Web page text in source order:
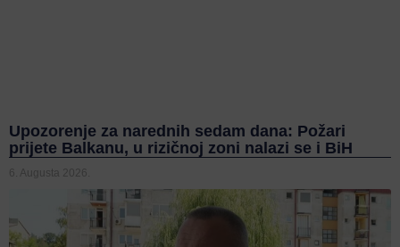
Upozorenje za narednih sedam dana: Požari
prijete Balkanu, u rizičnoj zoni nalazi se i BiH
6. Augusta 2026.